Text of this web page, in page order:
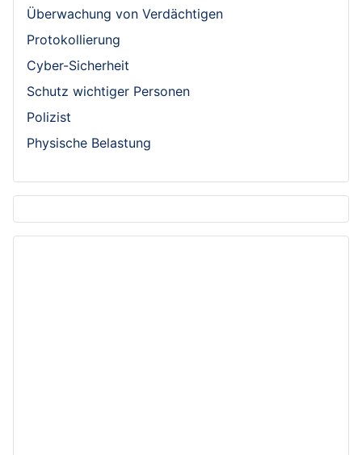
Überwachung von Verdächtigen
Protokollierung
Cyber-Sicherheit
Schutz wichtiger Personen
Polizist
Physische Belastung